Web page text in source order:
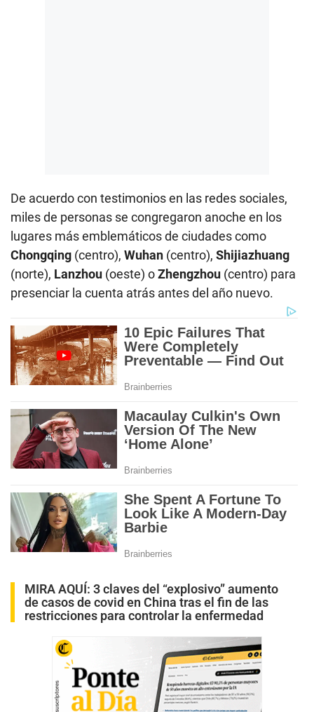
De acuerdo con testimonios en las redes sociales,
miles de personas se congregaron anoche en los
lugares más emblemáticos de ciudades como
Chongqing (centro), Wuhan (centro), Shijiazhuang
(norte), Lanzhou (oeste) oZhengzhou (centro) para
presenciar la cuenta atrás antes del año nuevo.
MIRA AQUÍ: 3 claves del “explosivo” aumento
de casos de covid en China tras el fin de las
restricciones para controlar la enfermedad